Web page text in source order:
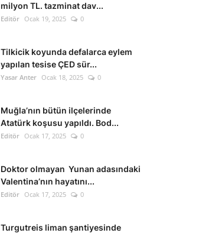
milyon TL. tazminat dav...
Editör Ocak 19, 2025 0
Tilkicik koyunda defalarca eylem
yapılan tesise ÇED sür...
Yasar Anter Ocak 18, 2025 0
Muğla’nın bütün ilçelerinde
Atatürk koşusu yapıldı. Bod...
Editör Ocak 17, 2025 0
Doktor olmayan Yunan adasındaki
Valentina’nın hayatını...
Editör Ocak 17, 2025 0
Turgutreis liman şantiyesinde